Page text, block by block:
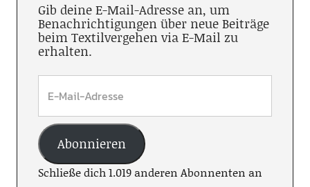
Gib deine E-Mail-Adresse an, um
Benachrichtigungen über neue Beiträge
beim Textilvergehen via E-Mail zu
erhalten.
Abonnieren
Schließe dich 1.019 anderen Abonnenten an